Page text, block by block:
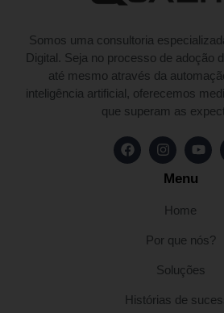
Somos uma consultoria
Digital. Seja no processo de adoção
até mesmo através da
inteligência artificial, oferecemos
que superam as
Menu
Home
Por que nós?
Soluções
Histórias de